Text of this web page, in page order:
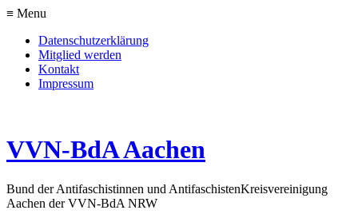
≡ Menu
Datenschutzerklärung
Mitglied werden
Kontakt
Impressum
VVN-BdA Aachen
Bund der Antifaschistinnen und AntifaschistenKreisvereinigung
Aachen der VVN-BdA NRW